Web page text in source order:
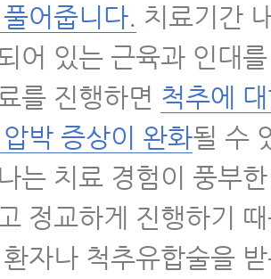
어줍니다. 치료기간
어 있는 근육과 인대
를 진행하면 척추에
박 증상이 완화될 수
는 치료 경험이 풍부
정교하게 진행하기
자나 척추유합술을